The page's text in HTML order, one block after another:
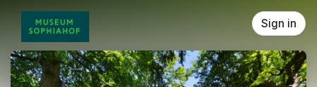
Skip header
Sign in